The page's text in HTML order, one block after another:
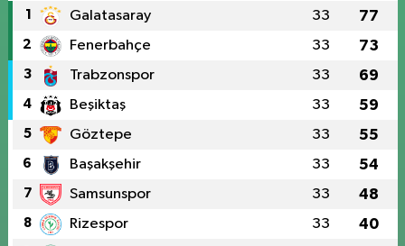
1 Galatasaray 33 77
2 Fenerbahçe 33 73
3 Trabzonspor 33 69
4 Beşiktaş 33 59
5 Göztepe 33 55
6 Başakşehir 33 54
7 Samsunspor 33 48
8 Rizespor 33 40